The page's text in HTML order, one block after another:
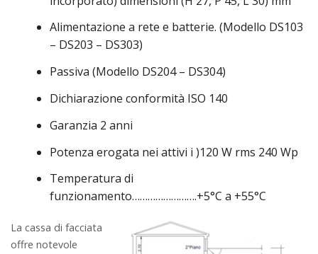
Alimentazione a rete e batterie. (Modello DS103
– DS203 – DS303)
Passiva (Modello DS204 – DS304)
Dichiarazione conformità ISO 140
Garanzia 2 anni
Potenza erogata nei attivi i )120 W rms 240 Wp
Temperatura di
funzionamento…………………….+5°C a +55°C
La cassa di facciata
offre notevole